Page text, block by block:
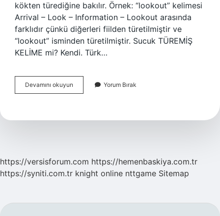
kökten türediğine bakılır. Örnek: “lookout” kelimesi
Arrival – Look – Information – Lookout arasında
farklıdır çünkü diğerleri fiilden türetilmiştir ve
“lookout” isminden türetilmiştir. Sucuk TÜREMİŞ
KELİME mi? Kendi. Türk…
Devamını okuyun
Sözcük
Örnekler
Yorum Bırak
https://versisforum.com https://hemenbaskiya.com.tr
https://syniti.com.tr knight online nttgame Sitemap